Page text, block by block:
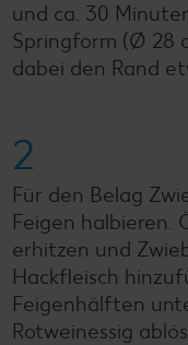
und ca. 30
Springform (Ø 28
dabei den Rand
2
Für den Belag
Feigen halbieren.
erhitzen und
Hackfleisch
Feigenhälften
Rotweinessig